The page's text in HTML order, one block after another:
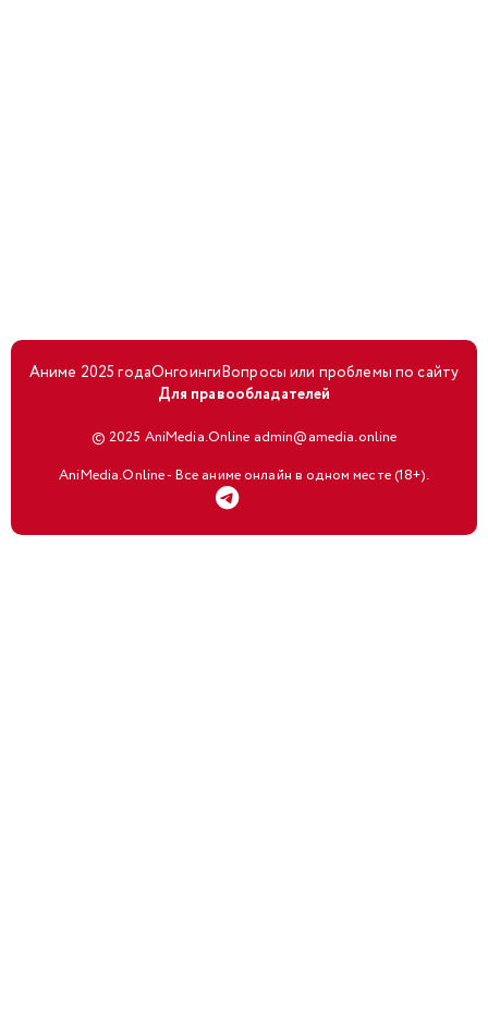
Аниме 2025 годаОнгоингиВопросы или проблемы по сайту
Для правообладателей
© 2025 AniMedia.Online admin@amedia.online
AniMedia.Online - Все аниме онлайн в одном месте (18+).